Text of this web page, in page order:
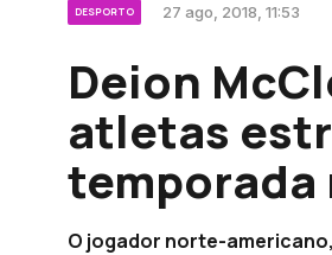
DESPORTO 27 ago, 2018, 11:53
Deion
atletas
temporada
O jogador norte-